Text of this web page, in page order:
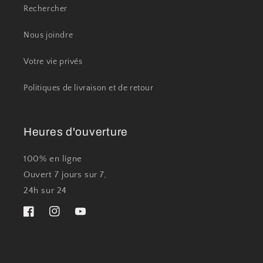
Rechercher
Nous joindre
Votre vie privés
Politiques de livraison et de retour
Heures d'ouverture
100% en ligne
Ouvert 7 jours sur 7,
24h sur 24
FacebookInstagramYouTube